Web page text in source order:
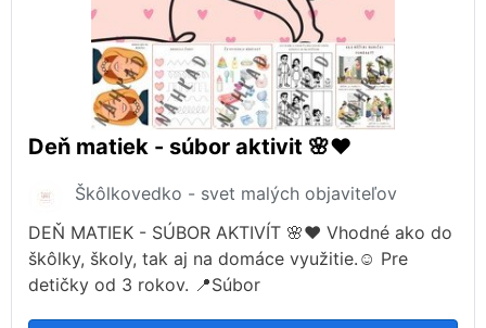
Deň matiek - súbor aktivit 🌸❤️
Škôlkovedko - svet malých objaviteľov
DEŇ MATIEK - SÚBOR AKTIVÍT 🌸❤️ Vhodné ako do
škôlky, školy, tak aj na domáce využitie.☺️ Pre
detičky od 3 rokov. 📍Súbor